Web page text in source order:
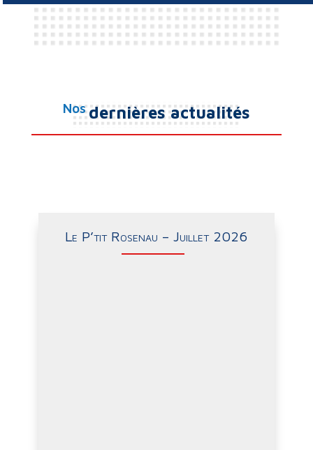
Nos dernières actualités
Le P’tit Rosenau – Juillet 2026